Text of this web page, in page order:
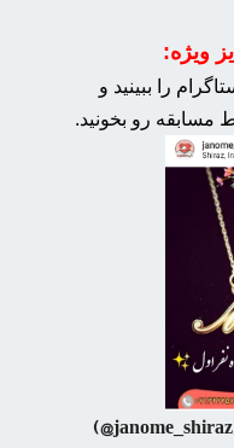
ویژه:
را ببینید و
رو بخونید.